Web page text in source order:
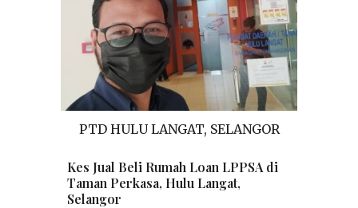
PTD HULU LANGAT, SELANGOR
Kes Jual Beli Rumah Loan LPPSA di
Taman Perkasa, Hulu Langat,
Selangor